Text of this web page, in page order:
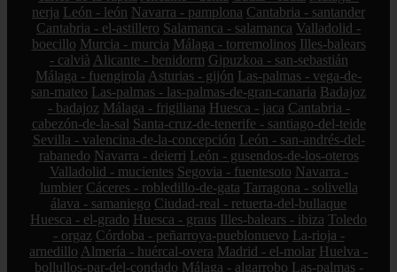
nerja León - león Navarra - pamplona Cantabria - santander
Cantabria - el-astillero Salamanca - salamanca Valladolid -
boecillo Murcia - murcia Málaga - torremolinos Illes-balears
- calvià Alicante - benidorm Gipuzkoa - san-sebastián
Málaga - fuengirola Asturias - gijón Las-palmas - vega-de-
san-mateo Las-palmas - las-palmas-de-gran-canaria Badajoz
- badajoz Málaga - frigiliana Huesca - jaca Cantabria -
cabezón-de-la-sal Santa-cruz-de-tenerife - santiago-del-teide
Sevilla - valencina-de-la-concepción León - san-andrés-del-
rabanedo Navarra - deierri León - gusendos-de-los-oteros
Valladolid - mucientes Segovia - fuentesoto Navarra -
lumbier Cáceres - robledillo-de-gata Tarragona - solivella
álava - samaniego Ciudad-real - retuerta-del-bullaque
Huesca - el-grado Huesca - graus Illes-balears - ibiza Toledo
- orgaz Córdoba - peñarroya-pueblonuevo La-rioja -
arnedillo Almería - huércal-overa Madrid - el-molar Huelva -
bollullos-par-del-condado Málaga - algarrobo Las-palmas -